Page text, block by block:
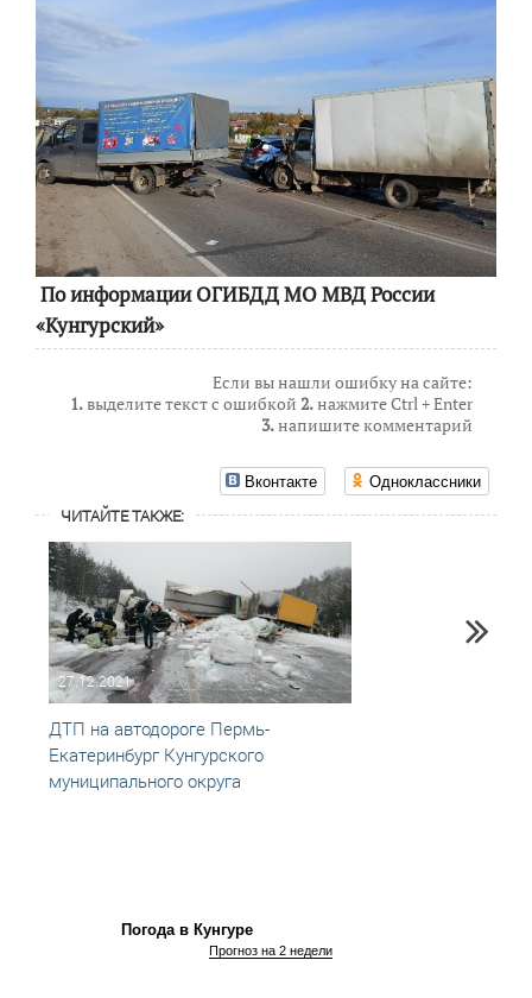
По информации ОГИБДД МО МВД России
«Кунгурский»
Если вы нашли ошибку на сайте:
1.выделите текст с ошибкой 2.нажмите Ctrl + Enter
3.напишите комментарий
Вконтакте Одноклассники
ЧИТАЙТЕ ТАКЖЕ:
27.12.2021
ДТП на автодороге Пермь-
Екатеринбург Кунгурского
муниципального округа
Погода в Кунгуре
Прогноз на 2 недели